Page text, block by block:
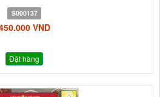
S000137
VND
Đặt hàng